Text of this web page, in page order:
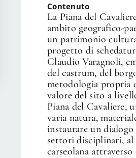
Contenuto
La Piana del
ambito geografico-
un patrimonio
progetto di
Claudio Varagnoli,
del castrum, del
metodologia propria
valore del sito a
Piana del Cavaliere,
varia natura,
instaurare un
settori disciplinari, al
carseolana